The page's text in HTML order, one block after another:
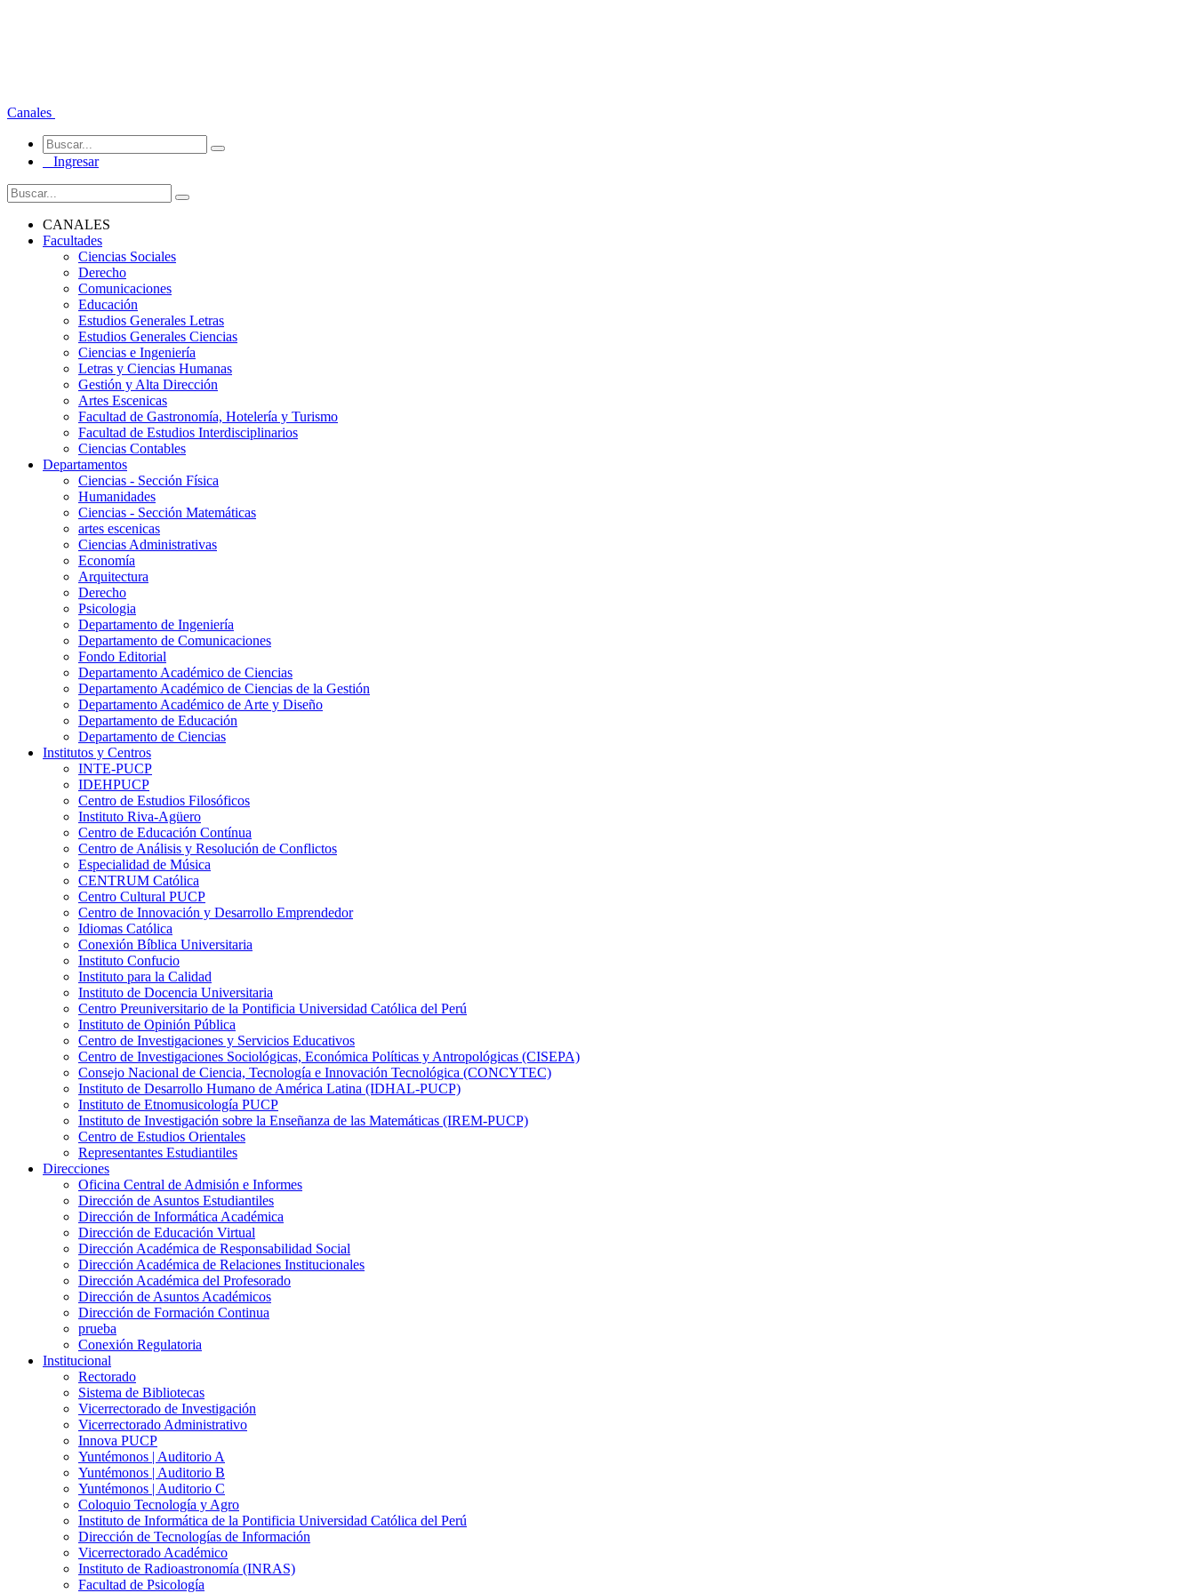
Canales
Ingresar
CANALES
Facultades
Ciencias Sociales
Derecho
Comunicaciones
Educación
Estudios Generales Letras
Estudios Generales Ciencias
Ciencias e Ingeniería
Letras y Ciencias Humanas
Gestión y Alta Dirección
Artes Escenicas
Facultad de Gastronomía, Hotelería y Turismo
Facultad de Estudios Interdisciplinarios
Ciencias Contables
Departamentos
Ciencias - Sección Física
Humanidades
Ciencias - Sección Matemáticas
artes escenicas
Ciencias Administrativas
Economía
Arquitectura
Derecho
Psicologia
Departamento de Ingeniería
Departamento de Comunicaciones
Fondo Editorial
Departamento Académico de Ciencias
Departamento Académico de Ciencias de la Gestión
Departamento Académico de Arte y Diseño
Departamento de Educación
Departamento de Ciencias
Institutos y Centros
INTE-PUCP
IDEHPUCP
Centro de Estudios Filosóficos
Instituto Riva-Agüero
Centro de Educación Contínua
Centro de Análisis y Resolución de Conflictos
Especialidad de Música
CENTRUM Católica
Centro Cultural PUCP
Centro de Innovación y Desarrollo Emprendedor
Idiomas Católica
Conexión Bíblica Universitaria
Instituto Confucio
Instituto para la Calidad
Instituto de Docencia Universitaria
Centro Preuniversitario de la Pontificia Universidad Católica del Perú
Instituto de Opinión Pública
Centro de Investigaciones y Servicios Educativos
Centro de Investigaciones Sociológicas, Económica Políticas y Antropológicas (CISEPA)
Consejo Nacional de Ciencia, Tecnología e Innovación Tecnológica (CONCYTEC)
Instituto de Desarrollo Humano de América Latina (IDHAL-PUCP)
Instituto de Etnomusicología PUCP
Instituto de Investigación sobre la Enseñanza de las Matemáticas (IREM-PUCP)
Centro de Estudios Orientales
Representantes Estudiantiles
Direcciones
Oficina Central de Admisión e Informes
Dirección de Asuntos Estudiantiles
Dirección de Informática Académica
Dirección de Educación Virtual
Dirección Académica de Responsabilidad Social
Dirección Académica de Relaciones Institucionales
Dirección Académica del Profesorado
Dirección de Asuntos Académicos
Dirección de Formación Continua
prueba
Conexión Regulatoria
Institucional
Rectorado
Sistema de Bibliotecas
Vicerrectorado de Investigación
Vicerrectorado Administrativo
Innova PUCP
Yuntémonos | Auditorio A
Yuntémonos | Auditorio B
Yuntémonos | Auditorio C
Coloquio Tecnología y Agro
Instituto de Informática de la Pontificia Universidad Católica del Perú
Dirección de Tecnologías de Información
Vicerrectorado Académico
Instituto de Radioastronomía (INRAS)
Facultad de Psicología